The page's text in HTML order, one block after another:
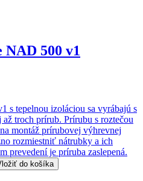
500 v1
s tepelnou izoláciou sa vyrábajú s
troch prírub. Prírubu s roztečou
montáž prírubovej výhrevnej
rozmiestniť nátrubky a ich
prevedení je príruba zaslepená.
do košíka